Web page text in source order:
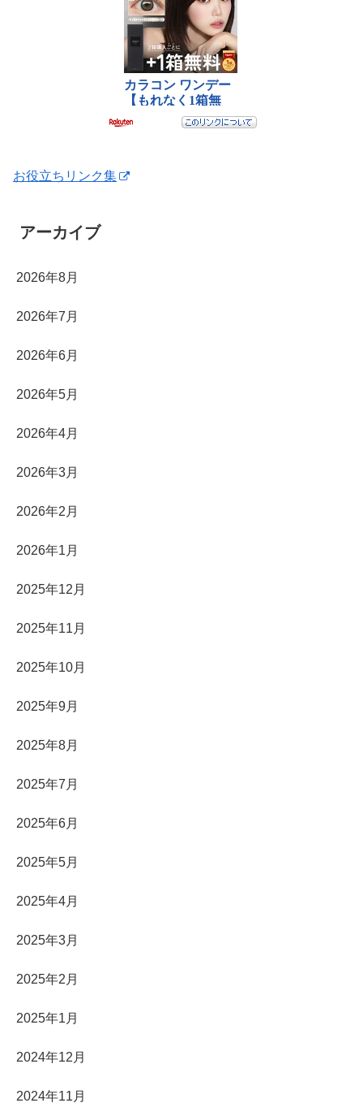
お役立ちリンク集
アーカイブ
2026年8月
2026年7月
2026年6月
2026年5月
2026年4月
2026年3月
2026年2月
2026年1月
2025年12月
2025年11月
2025年10月
2025年9月
2025年8月
2025年7月
2025年6月
2025年5月
2025年4月
2025年3月
2025年2月
2025年1月
2024年12月
2024年11月